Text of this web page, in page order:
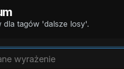
tagów 'dalsze losy'.